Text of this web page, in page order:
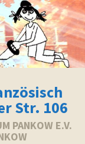
Str. 106
PANKOW E.V.